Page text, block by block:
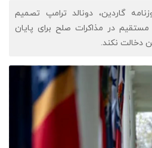
گاردین، دونالد ترامپ تصمیم
در مذاکرات صلح برای پایان
دخالت نکند.